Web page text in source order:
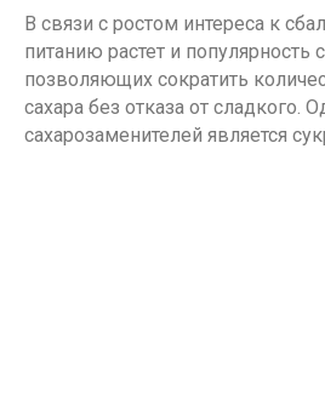
В связи с ростом интереса к
питанию растет и популярность
позволяющих сократить
сахара без отказа от сладкого.
сахарозаменителей является